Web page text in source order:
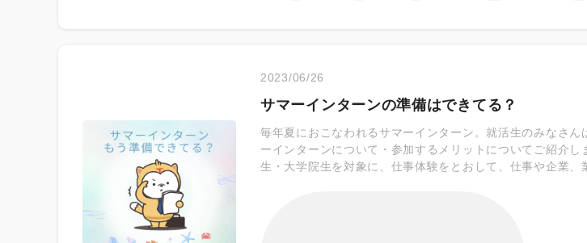
2023/06/26
サマーインターンの準備はできてる？
毎年夏におこなわれるサマーインターン。就活生のみなさ
ーインターンについて・参加するメリットについてご紹介
生・大学院生を対象に、仕事体験をとおして、仕事や企業